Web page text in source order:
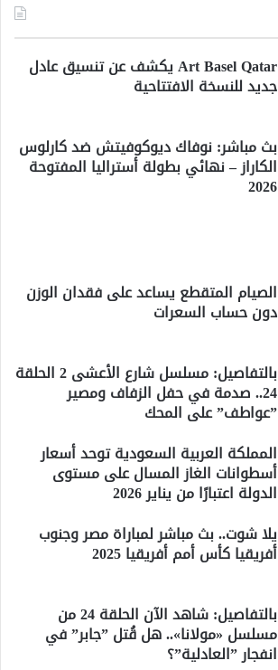
Art Basel Qatar يكشف عن تنسيق عادل
جديد للنسخة الافتتاحية
بث مباشر: نوفاك ديوكوفيتش ضد كارلوس
الكاراز – نهائي بطولة أستراليا المفتوحة
2026
الصيام المتقطع يساعد على فقدان الوزن
دون حساب السعرات
بالتفاصيل: مسلسل شارع الأعشى 2 الحلقة
24.. صدمة في حفل الزفاف ومصير
”عواطف” على المحك
المملكة العربية السعودية توحد أسعار
أسطوانات الغاز المسال على مستوى
الدولة اعتبارًا من يناير 2026
يلا شوت.. بث مباشر لمباراة مصر وجنوب
أفريقيا كأس أمم أفريقيا 2025
بالتفاصيل: شاهد الآن الحلقة 24 من
مسلسل «مولانا».. هل قُتل ”جابر” في
انفجار ”العادلية”؟